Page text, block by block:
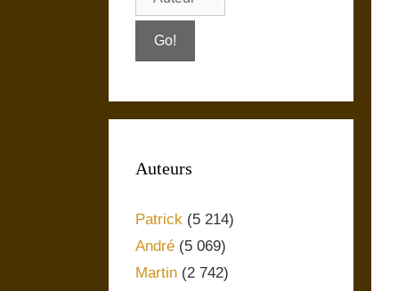
Auteurs
Patrick (5 214)
André (5 069)
Martin (2 742)